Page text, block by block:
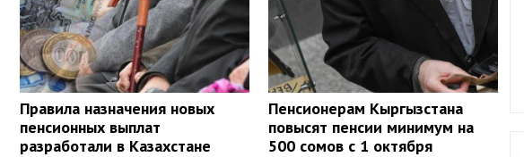
Правила назначения новых
пенсионных выплат
разработали в Казахстане
Пенсионерам Кыргызстана
повысят пенсии минимум на
500 сомов с 1 октября